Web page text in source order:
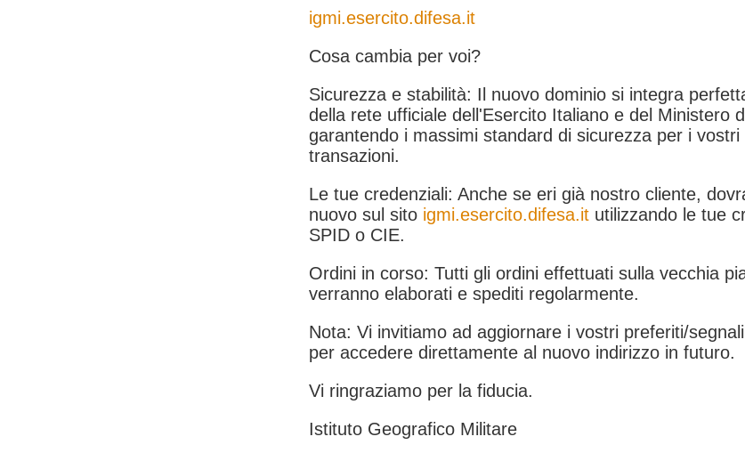
igmi.esercito.difesa.it
Cosa cambia per voi?
Sicurezza e stabilità: Il nuovo dominio si integra
della rete ufficiale dell'Esercito Italiano e del Ministero
garantendo i massimi standard di sicurezza per i
transazioni.
Le tue credenziali: Anche se eri già nostro cliente,
nuovo sul sito igmi.esercito.difesa.it utilizzando le tue
SPID o CIE.
Ordini in corso: Tutti gli ordini effettuati sulla vecchia
verranno elaborati e spediti regolarmente.
Nota: Vi invitiamo ad aggiornare i vostri preferiti/
per accedere direttamente al nuovo indirizzo in futuro.
Vi ringraziamo per la fiducia.
Istituto Geografico Militare